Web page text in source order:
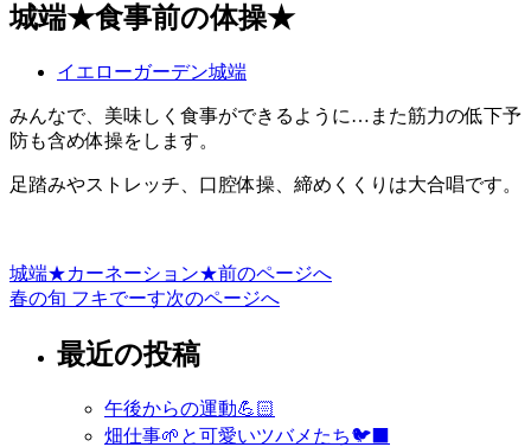
城端★食事前の体操★
イエローガーデン城端
みんなで、美味しく食事ができるように…また筋力の低下予
防も含め体操をします。
足踏みやストレッチ、口腔体操、締めくくりは大合唱です。
投
稿
城端★カーネーション★前のページへ
春の旬 フキでーす次のページへ
最近の投稿
午後からの運動💪🏻
畑仕事🌱と可愛いツバメたち🐦‍⬛